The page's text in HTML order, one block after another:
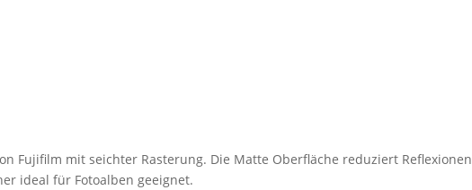
Fujifilm mit seichter Rasterung. Die Matte Oberfläche reduziert Reflexionen
ideal für Fotoalben geeignet.